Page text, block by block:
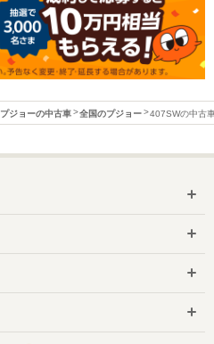
プジョーの中古車 全国のプジョー 407SWの中古